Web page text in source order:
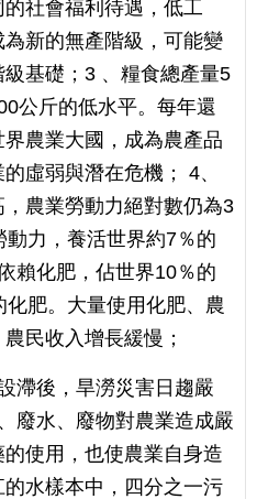
社會福利待遇，低工
新的無產階級，可能變
基礎；3 、糧食總產量5
公斤的低水平。每年還
農業大國，成為農產品
虛弱與潛在危機； 4、
農業勞動力絕對數仍為3
力，養活世界約7％的
賴化肥，佔世界10％的
肥。大量使用化肥、農
民收入增長緩慢；
滯後，旱澇災害日趨嚴
廢水、廢物對農業造成嚴
使用，也使農業自身造
水樣本中，四分之一污